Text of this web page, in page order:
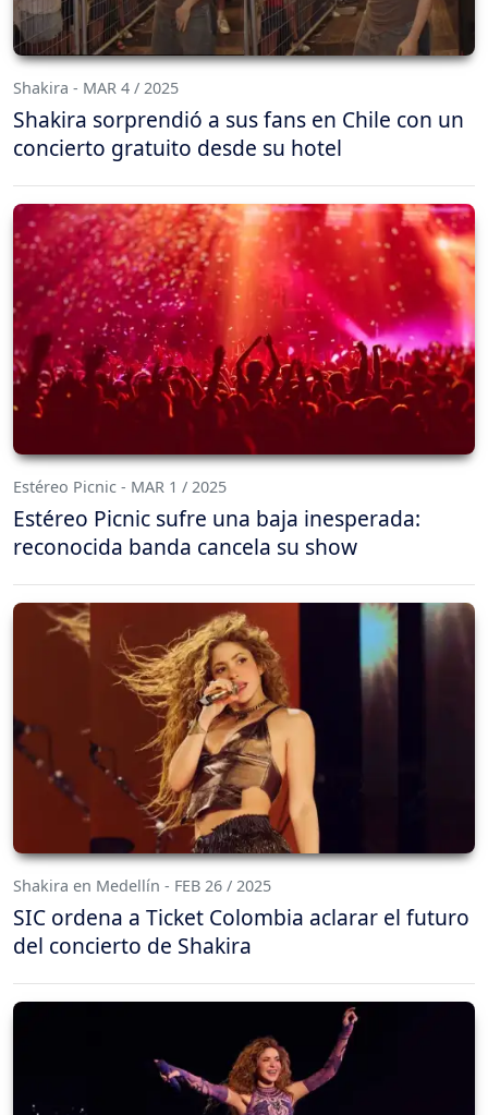
Shakira - MAR 4 / 2025
Shakira sorprendió a sus fans en Chile con un
concierto gratuito desde su hotel
Estéreo Picnic - MAR 1 / 2025
Estéreo Picnic sufre una baja inesperada:
reconocida banda cancela su show
Shakira en Medellín - FEB 26 / 2025
SIC ordena a Ticket Colombia aclarar el futuro
del concierto de Shakira